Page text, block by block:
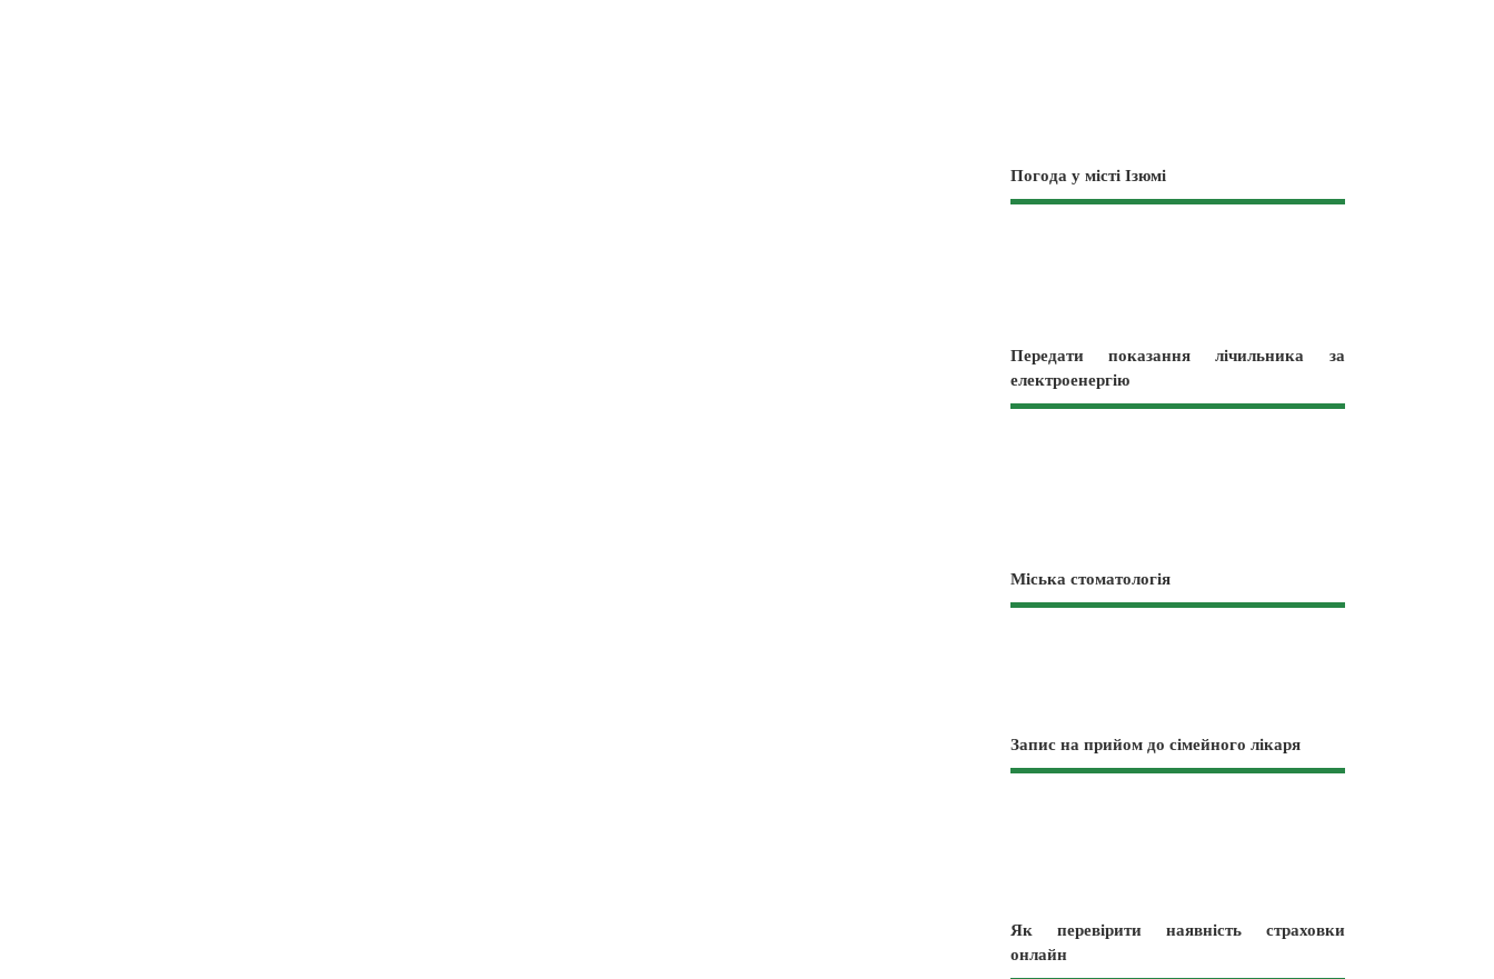
Погода у місті Ізюмі
Передати показання лічильника за
електроенергію
Міська стоматологія
Запис на прийом до сімейного лікаря
Як перевірити наявність страховки
онлайн